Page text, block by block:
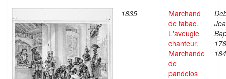
1835
Marchand
de tabac.
L'aveugle
chanteur.
Marchande
de
pandelos